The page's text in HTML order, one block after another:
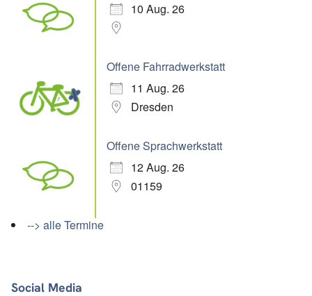
10 Aug. 26
Offene Fahrradwerkstatt
11 Aug. 26
Dresden
Offene Sprachwerkstatt
12 Aug. 26
01159
--> alle Termine
Social Media